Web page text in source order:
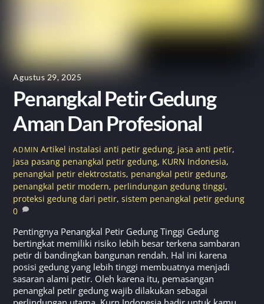
Agustus 29, 2025
Penangkal Petir Gedung
Aman Dan Profesional
ADMIN Artikel instalasi anti petir gedung, jasa anti petir,
jasa pasang penangkal petir gedung, KURN Indonesia,
penangkal petir elektrostatis, penangkal petir gedung,
penangkal petir modern, perlindungan gedung tinggi,
proteksi gedung dari petir,sistem penangkal petir gedung
0
Pentingnya Penangkal Petir Gedung Tinggi Gedung
bertingkat memiliki risiko lebih besar terkena sambaran
petir di bandingkan bangunan rendah. Hal ini karena
posisi gedung yang lebih tinggi membuatnya menjadi
sasaran alami petir. Oleh karena itu, pemasangan
penangkal petir gedung wajib dilakukan sebagai